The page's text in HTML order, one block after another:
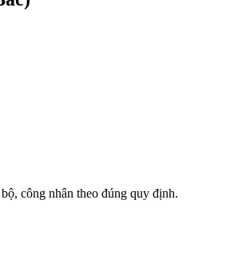
công nhân theo đúng quy định.